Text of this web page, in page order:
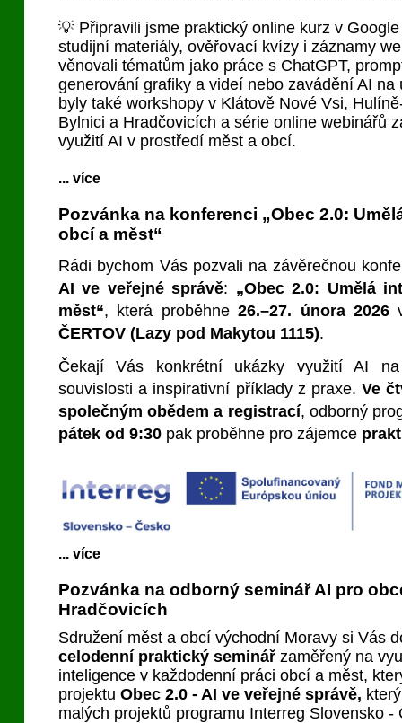
💡 Připravili jsme praktický online kurz v
studijní materiály, ověřovací kvízy i záznamy
věnovali tématům jako práce s ChatGPT,
generování grafiky a videí nebo zavádění AI na
byly také workshopy v Klátově Nové Vsi,
Bylnici a Hradčovicích a série online webinářů
využití AI v prostředí měst a obcí.
... více
Pozvánka na konferenci „Obec 2.0:
obcí a měst“
Rádi bychom Vás pozvali na závěrečnou
AI ve veřejné správě: „Obec 2.0: Umělá
měst“, která proběhne26.–27. února 2026
ČERTOV (Lazy pod Makytou 1115).
Čekají Vás konkrétní ukázky využití AI
souvislosti a inspirativní příklady z praxe.Ve
společným obědem a registrací, odborný
pátek od 9:30 pak proběhne pro zájemce
... více
Pozvánka na odborný seminář AI pro
Hradčovicích
Sdružení měst a obcí východní Moravy si Vás
celodenní praktický seminář zaměřený na
inteligence v každodenní práci obcí a měst,
projektu Obec 2.0 - AI ve veřejné správě,
malých projektů programu Interreg Slovensko -